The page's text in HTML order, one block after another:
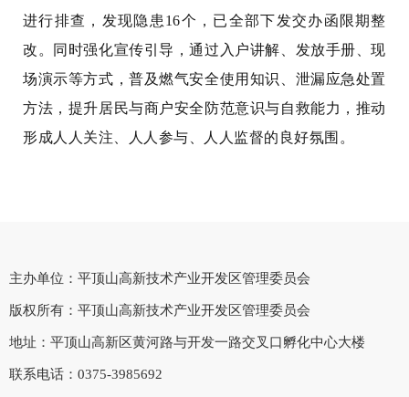
进行排查，发现隐患16个，已全部下发交办函限期整
改。同时强化宣传引导，通过入户讲解、发放手册、现
场演示等方式，普及燃气安全使用知识、泄漏应急处置
方法，提升居民与商户安全防范意识与自救能力，推动
形成人人关注、人人参与、人人监督的良好氛围。
主办单位：平顶山高新技术产业开发区管理委员会
版权所有：平顶山高新技术产业开发区管理委员会
地址：平顶山高新区黄河路与开发一路交叉口孵化中心大楼
联系电话：0375-3985692